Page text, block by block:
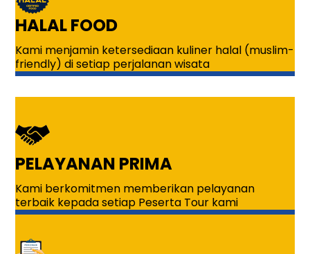
HALAL FOOD
Kami menjamin ketersediaan kuliner halal (muslim-
friendly) di setiap perjalanan wisata
PELAYANAN PRIMA
Kami berkomitmen memberikan pelayanan
terbaik kepada setiap Peserta Tour kami